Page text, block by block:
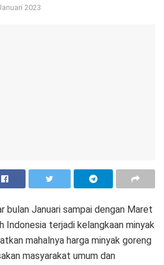
2023
bulan Januari sampai dengan Maret
Indonesia terjadi kelangkaan minyak
mahalnya harga minyak goreng
masyarakat umum dan